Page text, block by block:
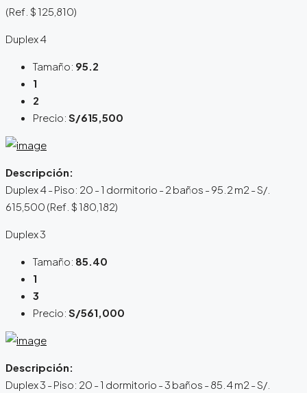
(Ref. $ 125,810)
Duplex 4
Tamaño: 95.2
1
2
Precio: S/615,500
Descripción:
Duplex 4 - Piso: 20 - 1 dormitorio - 2 baños - 95.2 m2 - S/.
615,500 (Ref. $ 180,182)
Duplex 3
Tamaño: 85.40
1
3
Precio: S/561,000
Descripción:
Duplex 3 - Piso: 20 - 1 dormitorio - 3 baños - 85.4 m2 - S/.